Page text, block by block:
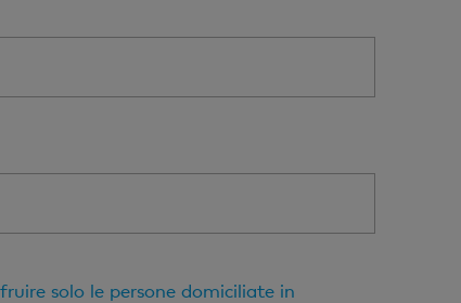
solo le persone domiciliate in